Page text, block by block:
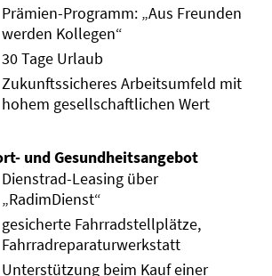
Prämien-Programm: „Aus Freunden
werden Kollegen“
30 Tage Urlaub
Zukunftssicheres Arbeitsumfeld mit
hohem gesellschaftlichen Wert
und Gesundheitsangebot
Dienstrad-Leasing über
„RadimDienst“
gesicherte Fahrradstellplätze,
Fahrradreparaturwerkstatt
Unterstützung beim Kauf einer